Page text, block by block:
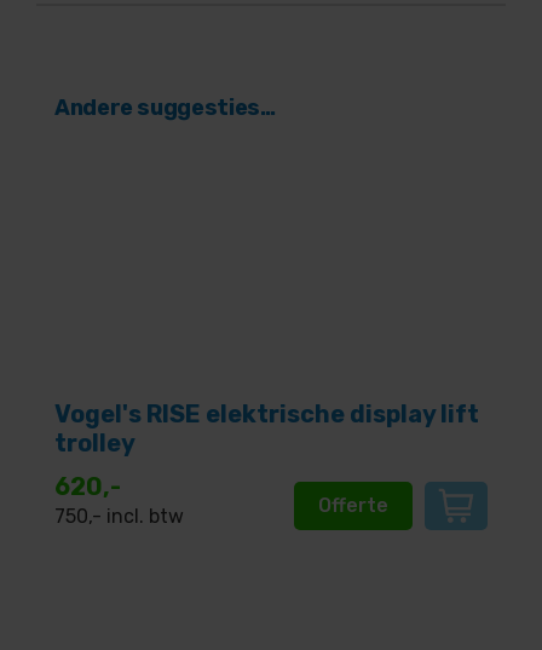
Andere suggesties…
Vogel's RISE elektrische display lift
trolley
620,-
750,- incl. btw Offerte